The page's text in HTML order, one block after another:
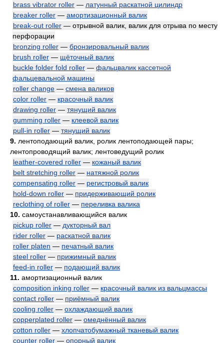
brass vibrator roller — латунный раскатной цилиндр
breaker roller — амортизационный валик
break-out roller — отрывной валик, валик для отрыва по месту
перфорации
bronzing roller — бронзировальный валик
brush roller — щёточный валик
buckle folder fold roller — фальцвалик кассетной
фальцевальной машины
roller change — смена валиков
color roller — красочный валик
drawing roller — тянущий валик
gumming roller — клеевой валик
pull-in roller — тянущий валик
9. лентоподающий валик, ролик лентоподающей пары;
лентопроводящий валик; лентоведущий ролик
leather-covered roller — кожаный валик
belt stretching roller — натяжной ролик
compensating roller — регистровый валик
hold-down roller — придерживающий ролик
reclothing of roller — переливка валика
10. самоустанавливающийся валик
pickup roller — дукторный вал
rider roller — раскатной валик
roller platen — печатный валик
steel roller — прижимный валик
feed-in roller — подающий валик
11. амортизационный валик
composition inking roller — красочный валик из вальцмассы
contact roller — приёмный валик
cooling roller — охлаждающий валик
copperplated roller — омеднённый валик
cotton roller — хлопчатобумажный тканевый валик
counter roller — опорный валик